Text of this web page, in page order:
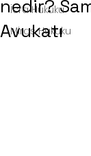
İcra Hukuku
Miras Hukuku
nedir?
Avukatı